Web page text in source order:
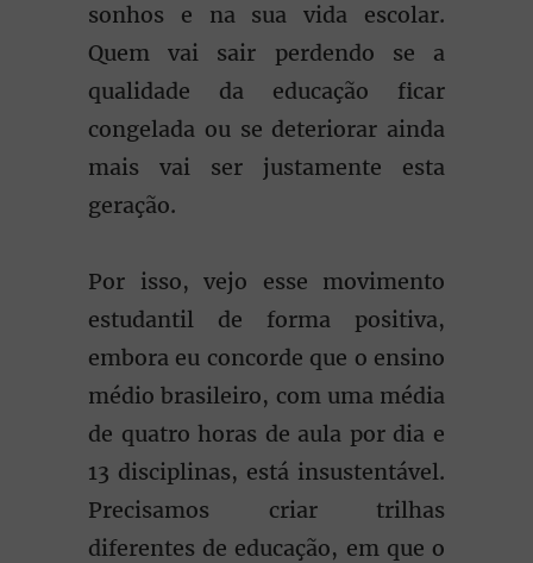
sonhos e na sua vida escolar.
Quem vai sair perdendo se a
qualidade da educação ficar
congelada ou se deteriorar ainda
mais vai ser justamente esta
geração.
Por isso, vejo esse movimento
estudantil de forma positiva,
embora eu concorde que o ensino
médio brasileiro, com uma média
de quatro horas de aula por dia e
13 disciplinas, está insustentável.
Precisamos criar trilhas
diferentes de educação, em que o